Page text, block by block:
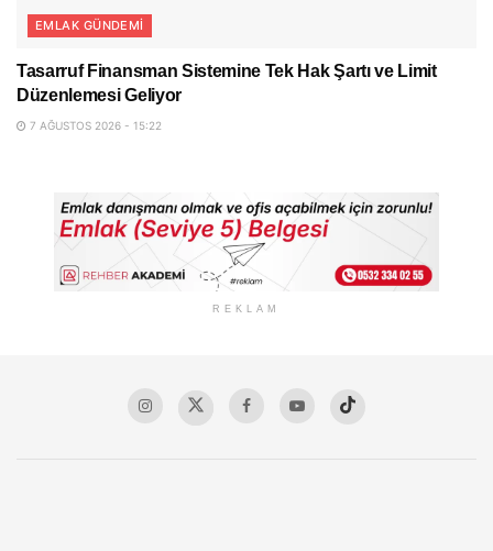
EMLAK GÜNDEMI
Tasarruf Finansman Sistemine Tek Hak Şartı ve Limit
Düzenlemesi Geliyor
7 AĞUSTOS 2026 - 15:22
REKLAM